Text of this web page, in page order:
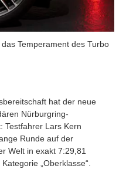
Temperament des Turbo
hat der neue
Nürburgring-
Testfahrer Lars Kern
Runde auf der
Welt in exakt 7:29,81
„Oberklasse“.